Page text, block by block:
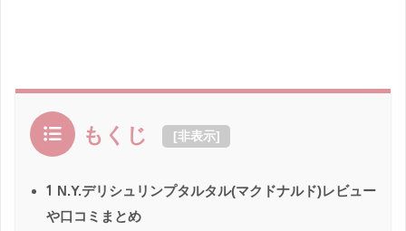
もくじ [非表示]
1 N.Y.デリシュリンプタルタル(マクドナルド)レビュー
や口コミまとめ